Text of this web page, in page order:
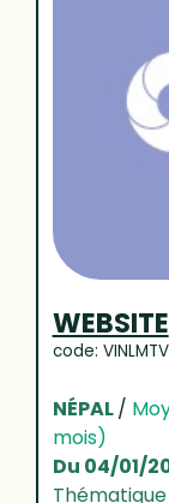
WEBSITE
code:
NÉPAL/
mois)
Du 04/01/
Thématique